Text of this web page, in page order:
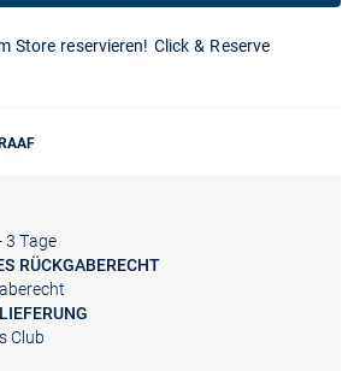
Store reservieren! Click & Reserve
3 Tage
RÜCKGABERECHT
Club